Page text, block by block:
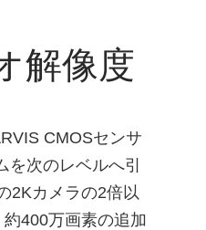
解像度
CMOSセンサ
を次のレベルへ引
2Kカメラの2倍以
400万画素の追加